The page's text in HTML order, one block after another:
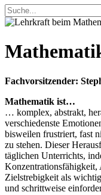
Fachvorsitzender:
Mathematik ist…
… komplex, abstrakt,
verschiedenste
bisweilen frustriert, fast
zu stehen. Dieser
täglichen Unterrichts,
Konzentrationsfähigkeit,
Zielstrebigkeit als
und schrittweise